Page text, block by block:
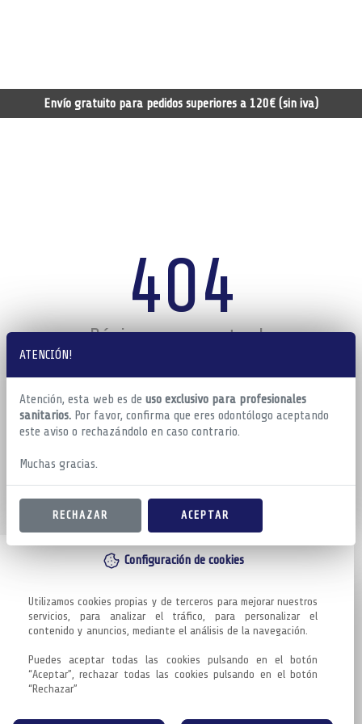
ATENCIÓN!
Atención, esta web es de uso exclusivo para profesionales
sanitarios. Por favor, confirma que eres odontólogo aceptando
este aviso o rechazándolo en caso contrario.
Muchas gracias.
RECHAZAR ACEPTAR
Configuración de cookies
Utilizamos cookies propias y de terceros para mejorar nuestros
servicios, para analizar el tráfico, para personalizar el
contenido y anuncios, mediante el análisis de la navegación.
Puedes aceptar todas las cookies pulsando en el botón
“Aceptar”, rechazar todas las cookies pulsando en el botón
“Rechazar”
Envío gratuito para pedidos superiores a 120€ (sin iva)
404
Página no encontrada